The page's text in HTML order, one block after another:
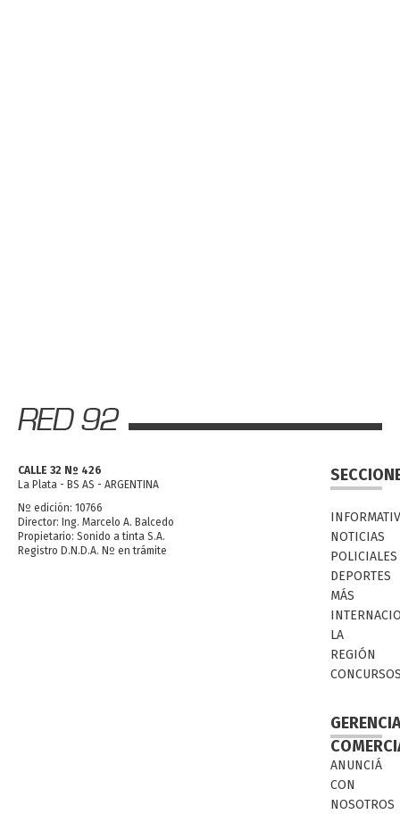
CALLE 32 Nº 426
La Plata - BS AS - ARGENTINA
Nº edición: 10766
Director: Ing. Marcelo A. Balcedo
Propietario: Sonido a tinta S.A.
Registro D.N.D.A. Nº en trámite
NOTICIAS
POLICIALES
DEPORTES
MÁS
LA
REGIÓN
ANUNCIÁ
CON
NOSOTROS